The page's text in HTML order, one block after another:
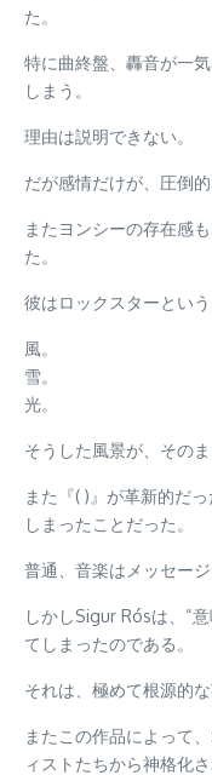
た。
特に曲終盤、轟音が一
しまう。
理由は説明できない。
だが感情だけが、圧倒
またヨンシーの存在感
た。
彼はロックスターという
風。
雪。
光。
そうした風景が、その
また『( )』が革新的だ
しまったことだった。
普通、音楽はメッセージ
しかしSigur Rósは、“
てしまったのである。
それは、極めて根源的な
またこの作品によって
ィストたちから神格化さ